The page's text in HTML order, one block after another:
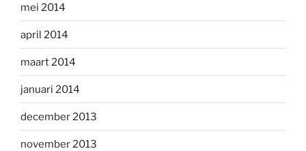
mei 2014
april 2014
maart 2014
januari 2014
december 2013
november 2013